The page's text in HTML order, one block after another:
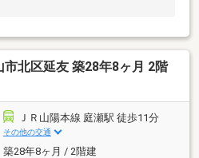
市北区延友 築28年8ヶ月 2階
ＪＲ山陽本線 庭瀬駅 徒歩11分
その他の交通
築28年8ヶ月 / 2階建